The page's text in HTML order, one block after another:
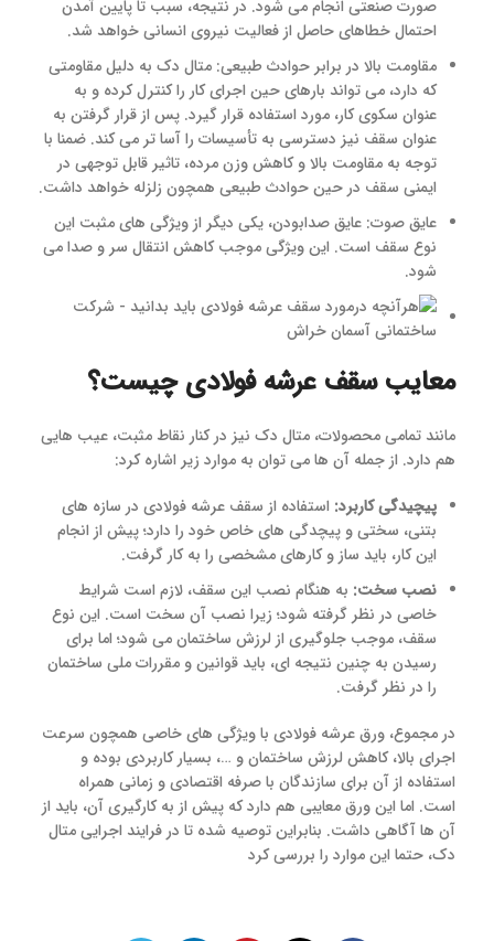
صورت صنعتی انجام می شود. در نتیجه، سبب تا پایین آمدن
احتمال خطاهای حاصل از فعالیت‌ نیروی انسانی خواهد شد.
مقاومت بالا در برابر حوادث طبیعی: متال دک به دلیل مقاومتی
که دارد، می تواند بارهای حین اجرای کار را کنترل کرده و به
عنوان سکوی کار، مورد استفاده قرار گیرد. پس از قرار گرفتن به
عنوان سقف نیز دسترسی به تأسیسات را آسا ‎‌تر می کند. ضمنا با
توجه به مقاومت بالا و کاهش وزن مرده، تاثیر قابل توجهی در
ایمنی سقف در حین حوادث طبیعی همچون زلزله خواهد داشت.
عایق صوت: عایق صدابودن، یکی دیگر از ویژگی های مثبت این
نوع سقف است. این ویژگی موجب کاهش انتقال سر و صدا می
شود.
معایب سقف عرشه فولادی چیست؟
مانند تمامی محصولات، متال دک نیز در کنار نقاط مثبت، عیب هایی
هم دارد. از جمله آن ها می توان به موارد زیر اشاره کرد:
پیچیدگی کاربرد: استفاده از سقف عرشه فولادی در سازه های
بتنی، سختی و پیچدگی های خاص خود را دارد؛ پیش از انجام
این کار، باید ساز و کارهای مشخصی را به کار گرفت.
نصب سخت: به هنگام نصب این سقف، لازم است شرایط
خاصی در نظر گرفته شود؛ زیرا نصب آن سخت است. این نوع
سقف، موجب جلوگیری از لرزش ساختمان می شود؛ اما برای
رسیدن به چنین نتیجه ای، باید قوانین و مقررات ملی ساختمان
را در نظر گرفت.
در مجموع، ورق عرشه فولادی با ویژگی های خاصی همچون سرعت
اجرای بالا، کاهش لرزش ساختمان و …، بسیار کاربردی بوده و
استفاده از آن برای سازندگان با صرفه اقتصادی و زمانی همراه
است. اما این ورق معایبی هم دارد که پیش از به کارگیری آن، باید از
آن ها آگاهی داشت. بنابراین توصیه شده تا در فرایند اجرایی متال
دک، حتما این موارد را بررسی کرد